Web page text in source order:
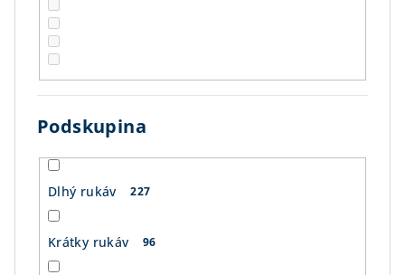
Podskupina
Dlhý rukáv 227
Krátky rukáv 96